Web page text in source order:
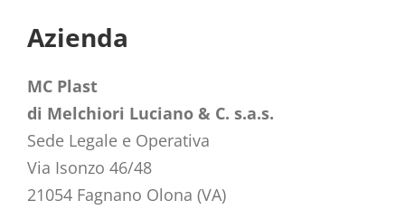
Azienda
MC Plast
di Melchiori Luciano & C. s.a.s.
Sede Legale e Operativa
Via Isonzo 46/48
21054 Fagnano Olona (VA)